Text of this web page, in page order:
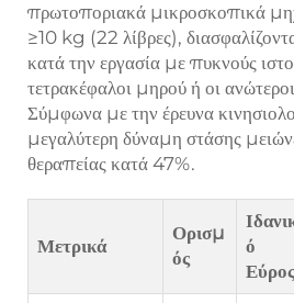
πρωτοποριακά μικροσκοπικά
≥10 kg (22 λίβρες),
κατά την εργασία με πυκνούς
τετρακέφαλοι μηρού ή οι
Σύμφωνα με την έρευνα
μεγαλύτερη δύναμη στάσης
θεραπείας κατά 47%.
Μετρικά
Ορισμ
ός
ό
Εύρος